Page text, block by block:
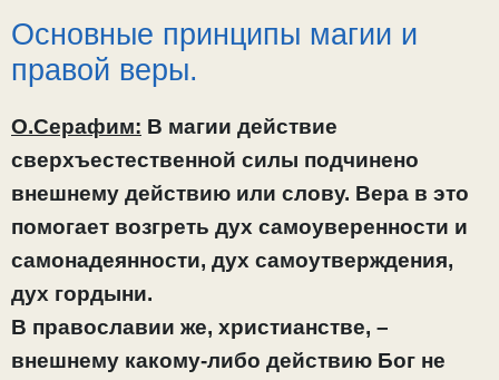
Основные принципы магии и
правой веры.
О.Серафим: В магии действие
сверхъестественной силы подчинено
внешнему действию или слову. Вера в это
помогает возгреть дух самоуверенности и
самонадеянности, дух самоутверждения,
дух гордыни.
В православии же, христианстве, –
внешнему какому-либо действию Бог не